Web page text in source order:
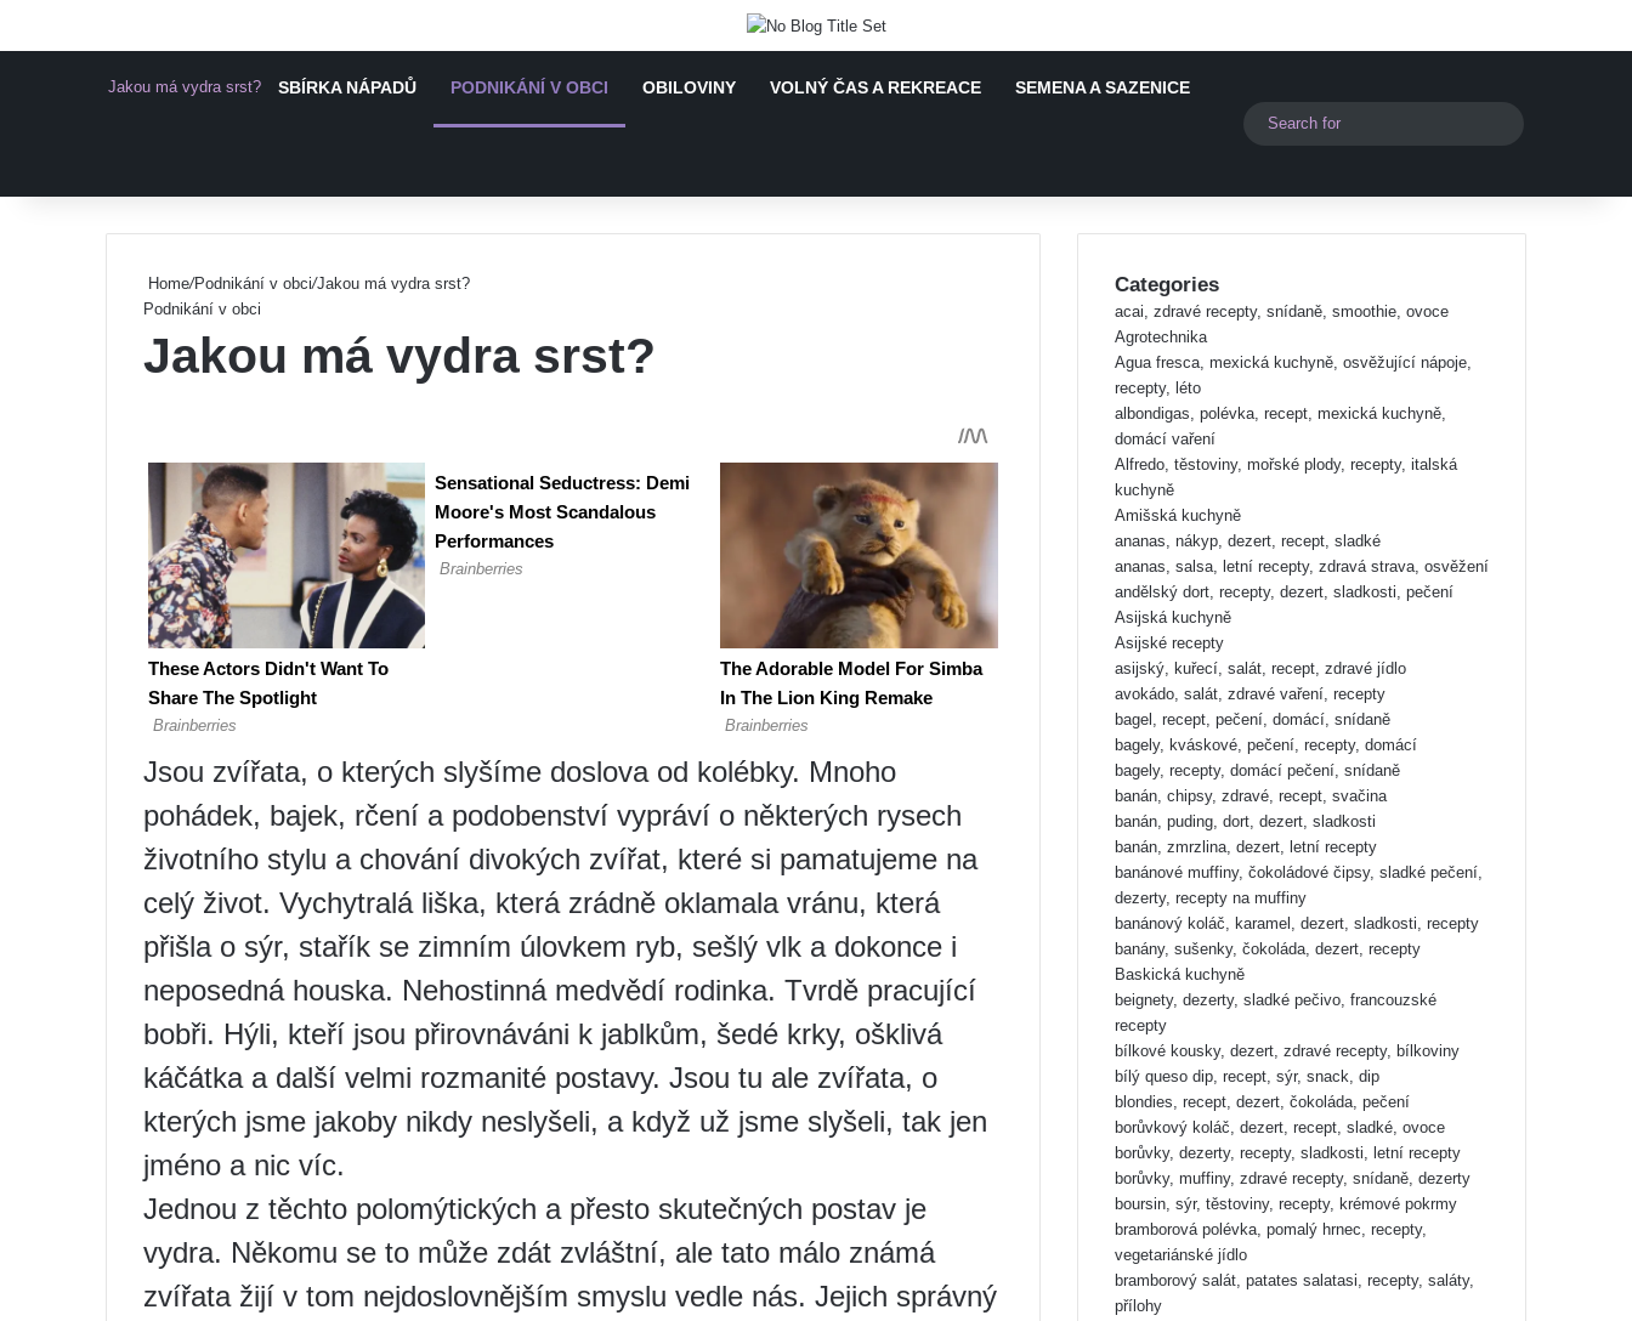
Jakou má vydra srst? SBÍRKA NÁPADŮ PODNIKÁNÍ V OBCI OBILOVINY VOLNÝ ČAS A REKREACE SEMENA A SAZENICE
Switch skin
Home/Podnikání v obci/Jakou má vydra srst?
Podnikání v obci
Jakou má vydra srst?
Jsou zvířata, o kterých slyšíme doslova od kolébky. Mnoho
pohádek, bajek, rčení a podobenství vypráví o některých rysech
životního stylu a chování divokých zvířat, které si pamatujeme na
celý život. Vychytralá liška, která zrádně oklamala vránu, která
přišla o sýr, stařík se zimním úlovkem ryb, sešlý vlk a dokonce i
neposedná houska. Nehostinná medvědí rodinka. Tvrdě pracující
bobři. Hýli, kteří jsou přirovnáváni k jablkům, šedé krky, ošklivá
káčátka a další velmi rozmanité postavy. Jsou tu ale zvířata, o
kterých jsme jakoby nikdy neslyšeli, a když už jsme slyšeli, tak jen
jméno a nic víc.
Jednou z těchto polomýtických a přesto skutečných postav je
vydra. Někomu se to může zdát zvláštní, ale tato málo známá
zvířata žijí v tom nejdoslovnějším smyslu vedle nás. Jejich správný
Categories
acai, zdravé recepty, snídaně, smoothie, ovoce
Agrotechnika
Agua fresca, mexická kuchyně, osvěžující nápoje,
recepty, léto
albondigas, polévka, recept, mexická kuchyně,
domácí vaření
Alfredo, těstoviny, mořské plody, recepty, italská
kuchyně
Amišská kuchyně
ananas, nákyp, dezert, recept, sladké
ananas, salsa, letní recepty, zdravá strava, osvěžení
andělský dort, recepty, dezert, sladkosti, pečení
Asijská kuchyně
Asijské recepty
asijský, kuřecí, salát, recept, zdravé jídlo
avokádo, salát, zdravé vaření, recepty
bagel, recept, pečení, domácí, snídaně
bagely, kváskové, pečení, recepty, domácí
bagely, recepty, domácí pečení, snídaně
banán, chipsy, zdravé, recept, svačina
banán, puding, dort, dezert, sladkosti
banán, zmrzlina, dezert, letní recepty
banánové muffiny, čokoládové čipsy, sladké pečení,
dezerty, recepty na muffiny
banánový koláč, karamel, dezert, sladkosti, recepty
banány, sušenky, čokoláda, dezert, recepty
Baskická kuchyně
beignety, dezerty, sladké pečivo, francouzské
recepty
bílkové kousky, dezert, zdravé recepty, bílkoviny
bílý queso dip, recept, sýr, snack, dip
blondies, recept, dezert, čokoláda, pečení
borůvkový koláč, dezert, recept, sladké, ovoce
borůvky, dezerty, recepty, sladkosti, letní recepty
borůvky, muffiny, zdravé recepty, snídaně, dezerty
boursin, sýr, těstoviny, recepty, krémové pokrmy
bramborová polévka, pomalý hrnec, recepty,
vegetariánské jídlo
bramborový salát, patates salatasi, recepty, saláty,
přílohy